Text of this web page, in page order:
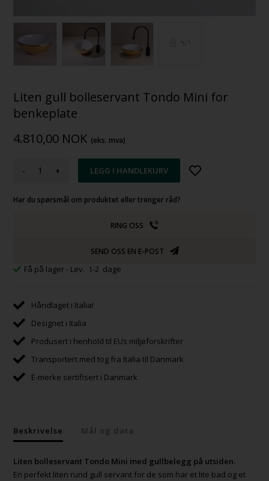
Liten gull bolleservant Tondo Mini for
benkeplate
4.810,00 NOK (eks. mva)
- +
Har du spørsmål om produktet eller trenger råd?
RING OSS
SEND OSS EN E-POST
Få på lager - Lev. 1-2 dage
Håndlaget i Italia!
Designet i Italia
Produsert i henhold til EUs miljøforskrifter
Transportert med tog fra Italia til Danmark
E-merke sertifisert i Danmark
Beskrivelse Mål og data
Liten bolleservant Tondo Mini med gullbelegg på utsiden.
En perfekt liten rund gull servant for de som har et lite bad og et